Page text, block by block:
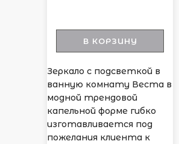
В КОРЗИНУ
Зеркало с подсветкой в
ванную комнату Веста в
модной трендовой
капельной форме гибко
изготавливается под
пожелания клиента к